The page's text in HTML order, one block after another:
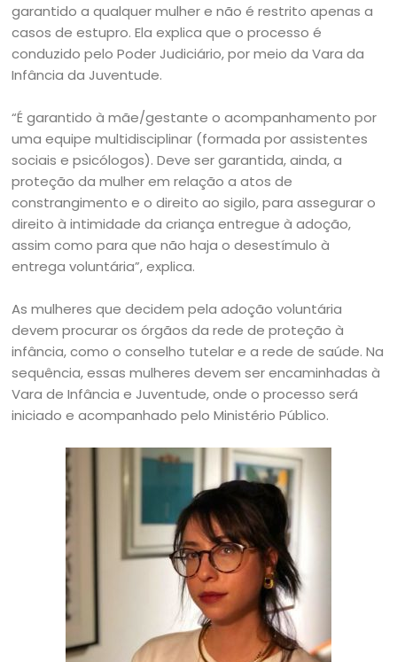
garantido a qualquer mulher e não é restrito apenas a
casos de estupro. Ela explica que o processo é
conduzido pelo Poder Judiciário, por meio da Vara da
Infância da Juventude.
“É garantido à mãe/gestante o acompanhamento por
uma equipe multidisciplinar (formada por assistentes
sociais e psicólogos). Deve ser garantida, ainda, a
proteção da mulher em relação a atos de
constrangimento e o direito ao sigilo, para assegurar o
direito à intimidade da criança entregue à adoção,
assim como para que não haja o desestímulo à
entrega voluntária”, explica.
As mulheres que decidem pela adoção voluntária
devem procurar os órgãos da rede de proteção à
infância, como o conselho tutelar e a rede de saúde. Na
sequência, essas mulheres devem ser encaminhadas à
Vara de Infância e Juventude, onde o processo será
iniciado e acompanhado pelo Ministério Público.